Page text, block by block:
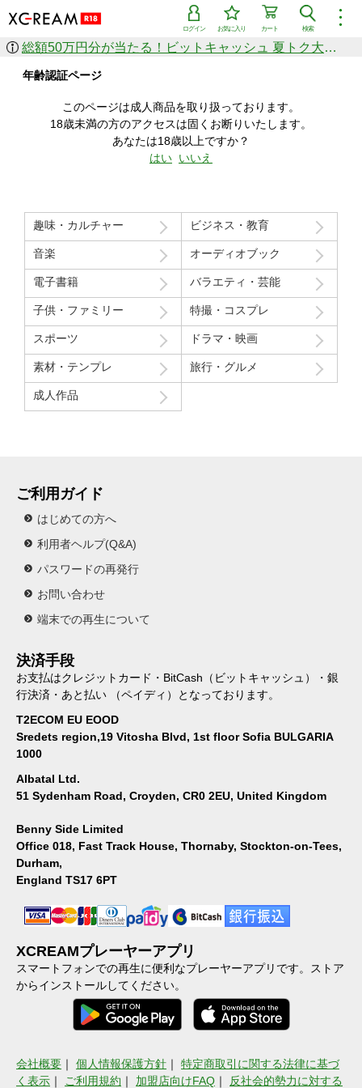
︙
検索
カート
お気に入り
ログイン
作品を探す
ジャンル
シリーズ
人気のセール中商品
新着セール中商品
すべての作品から探す
価格の安い順
価格の高い順
月間ランキング
年間ランキング
総額50万円分が当たる！ビットキャッシュ 夏トク大感謝祭
年齢認証ページ
このページは成人商品を取り扱っております。
18歳未満の方のアクセスは固くお断りいたします。
あなたは18歳以上ですか？
はい いいえ
趣味・カルチャー ビジネス・教育
音楽 オーディオブック
電子書籍 バラエティ・芸能
子供・ファミリー 特撮・コスプレ
スポーツ ドラマ・映画
素材・テンプレ 旅行・グルメ
成人作品
ご利用ガイド
はじめての方へ
利用者ヘルプ(Q&A)
パスワードの再発行
お問い合わせ
端末での再生について
決済手段
お支払はクレジットカード・BitCash（ビットキャッシュ）・銀
行決済・あと払い （ペイディ）となっております。
T2ECOM EU EOOD
Sredets region,19 Vitosha Blvd, 1st floor Sofia BULGARIA
1000
Albatal Ltd.
51 Sydenham Road, Croyden, CR0 2EU, United Kingdom
Benny Side Limited
Office 018, Fast Track House, Thornaby, Stockton-on-Tees,
Durham,
England TS17 6PT
XCREAMプレーヤーアプリ
スマートフォンでの再生に便利なプレーヤーアプリです。ストア
からインストールしてください。
会社概要 ｜ 個人情報保護方針 ｜ 特定商取引に関する法律に基づ
く表示 ｜ ご利用規約 ｜ 加盟店向けFAQ ｜ 反社会的勢力に対する